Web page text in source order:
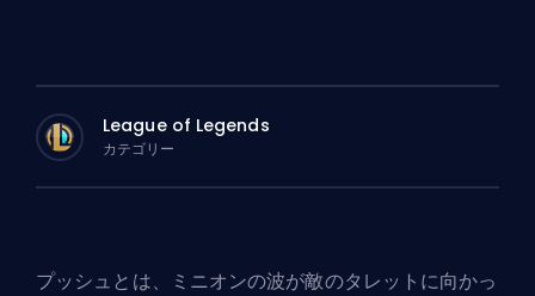
League of Legends
カテゴリー
プッシュとは、ミニオンの波が敵のタレットに向かっ